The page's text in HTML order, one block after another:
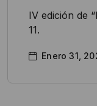
IV edición de
11.
Enero 31,